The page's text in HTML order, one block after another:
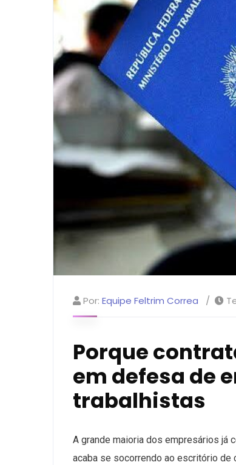
Por: Equipe Feltrim Correa
Porque
em defesa de
trabalhistas
A grande maioria dos empresários já
acaba se socorrendo ao escritório de